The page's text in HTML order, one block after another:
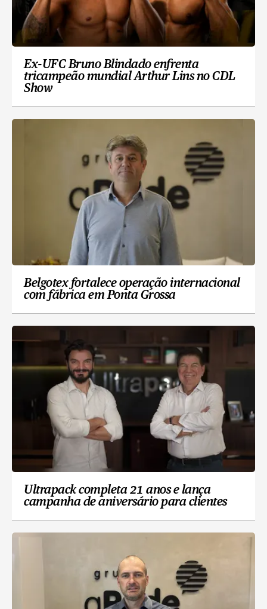
Ex-UFC Bruno Blindado enfrenta
tricampeão mundial Arthur Lins no CDL
Show
Belgotex fortalece operação internacional
com fábrica em Ponta Grossa
Ultrapack completa 21 anos e lança
campanha de aniversário para clientes